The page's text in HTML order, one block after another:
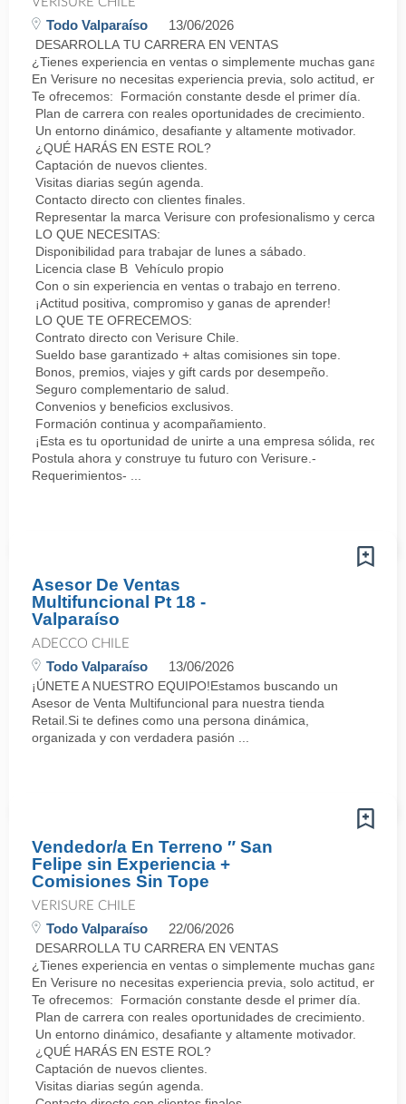
Todo Valparaíso 13/06/2026
DESARROLLA TU CARRERA EN VENTAS
¿Tienes experiencia en ventas o simplemente muchas ganas
En Verisure no necesitas experiencia previa, solo actitud,
Te ofrecemos: Formación constante desde el primer día.
Plan de carrera con reales oportunidades de crecimiento.
Un entorno dinámico, desafiante y altamente motivador.
¿QUÉ HARÁS EN ESTE ROL?
Captación de nuevos clientes.
Visitas diarias según agenda.
Contacto directo con clientes finales.
Representar la marca Verisure con profesionalismo y cercanía.
LO QUE NECESITAS:
Disponibilidad para trabajar de lunes a sábado.
Licencia clase B Vehículo propio
Con o sin experiencia en ventas o trabajo en terreno.
¡Actitud positiva, compromiso y ganas de aprender!
LO QUE TE OFRECEMOS:
Contrato directo con Verisure Chile.
Sueldo base garantizado + altas comisiones sin tope.
Bonos, premios, viajes y gift cards por desempeño.
Seguro complementario de salud.
Convenios y beneficios exclusivos.
Formación continua y acompañamiento.
¡Esta es tu oportunidad de unirte a una empresa sólida,
Postula ahora y construye tu futuro con Verisure.-
Requerimientos- ...
Asesor De Ventas
Multifuncional Pt 18 -
Valparaíso
ADECCO CHILE
Todo Valparaíso 13/06/2026
¡ÚNETE A NUESTRO EQUIPO!Estamos buscando un
Asesor de Venta Multifuncional para nuestra tienda
Retail.Si te defines como una persona dinámica,
organizada y con verdadera pasión ...
Vendedor/a En Terreno ″ San
Felipe sin Experiencia +
Comisiones Sin Tope
VERISURE CHILE
Todo Valparaíso 22/06/2026
DESARROLLA TU CARRERA EN VENTAS
¿Tienes experiencia en ventas o simplemente muchas ganas
En Verisure no necesitas experiencia previa, solo actitud,
Te ofrecemos: Formación constante desde el primer día.
Plan de carrera con reales oportunidades de crecimiento.
Un entorno dinámico, desafiante y altamente motivador.
¿QUÉ HARÁS EN ESTE ROL?
Captación de nuevos clientes.
Visitas diarias según agenda.